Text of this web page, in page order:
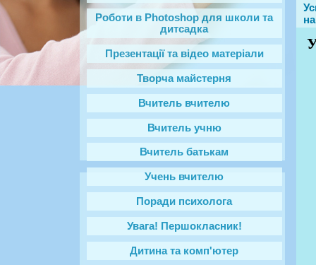
Роботи в Photoshop‎ для школи та
дитсадка
Презентації та відео матеріали
Творча майстерня
Вчитель вчителю
Вчитель учню
Вчитель батькам
Учень вчителю
Поради психолога
Увага! Першокласник!
Дитина та комп'ютер